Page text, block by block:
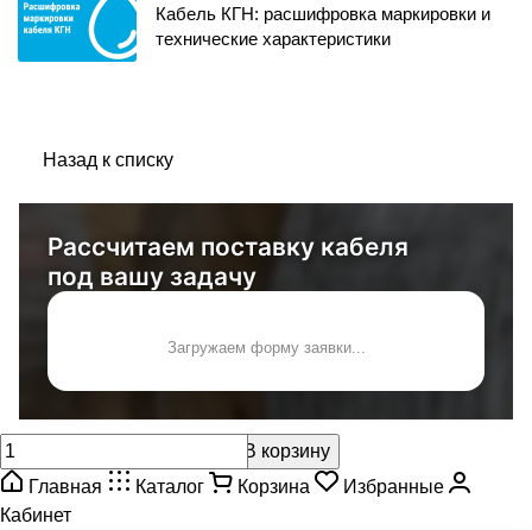
Кабель КГН: расшифровка маркировки и
технические характеристики
Назад к списку
Рассчитаем поставку кабеля
под вашу задачу
Загружаем форму заявки...
В корзину
Главная
Каталог Корзина
Избранные
Кабинет